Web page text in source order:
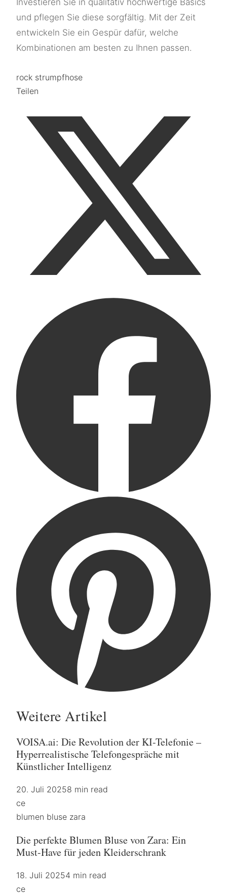
Investieren Sie in qualitativ hochwertige Basics
und pflegen Sie diese sorgfältig. Mit der Zeit
entwickeln Sie ein Gespür dafür, welche
Kombinationen am besten zu Ihnen passen.
rock strumpfhose
Teilen
Weitere Artikel
VOISA.ai: Die Revolution der KI-Telefonie –
Hyperrealistische Telefongespräche mit
Künstlicher Intelligenz
20. Juli 20258 min read
ce
blumen bluse zara
Die perfekte Blumen Bluse von Zara: Ein
Must-Have für jeden Kleiderschrank
18. Juli 20254 min read
ce